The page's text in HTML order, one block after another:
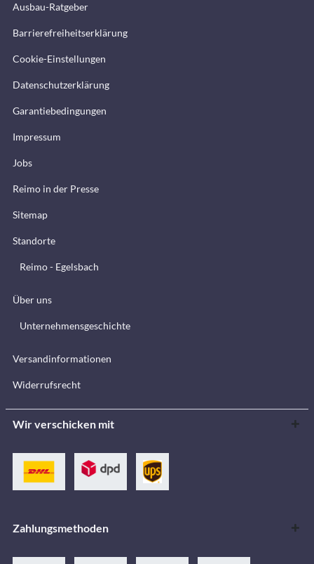
Ausbau-Ratgeber
Barrierefreiheitserklärung
Cookie-Einstellungen
Datenschutzerklärung
Garantiebedingungen
Impressum
Jobs
Reimo in der Presse
Sitemap
Standorte
Reimo - Egelsbach
Über uns
Unternehmensgeschichte
Versandinformationen
Widerrufsrecht
Wir verschicken mit
Zahlungsmethoden